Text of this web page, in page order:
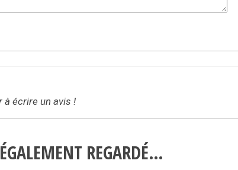
à écrire un avis !
REGARDÉ…